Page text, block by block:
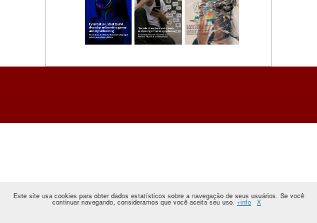
Este site usa cookies para obter dados estatísticos sobre a navegação de seus usuários. Se você
continuar navegando, consideramos que você aceita seu uso. +info X